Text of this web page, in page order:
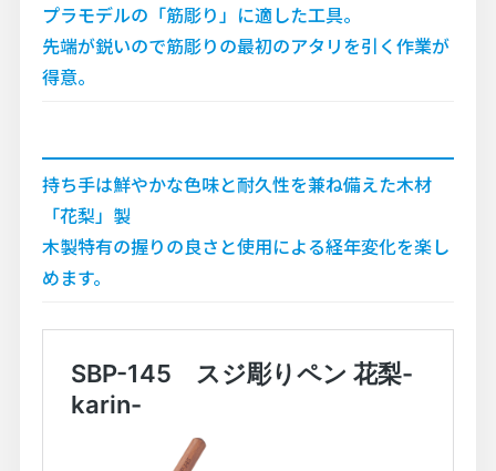
プラモデルの「筋彫り」に適した工具。
先端が鋭いので筋彫りの最初のアタリを引く作業が
得意。
持ち手は鮮やかな色味と耐久性を兼ね備えた木材
「花梨」製
木製特有の握りの良さと使用による経年変化を楽し
めます。